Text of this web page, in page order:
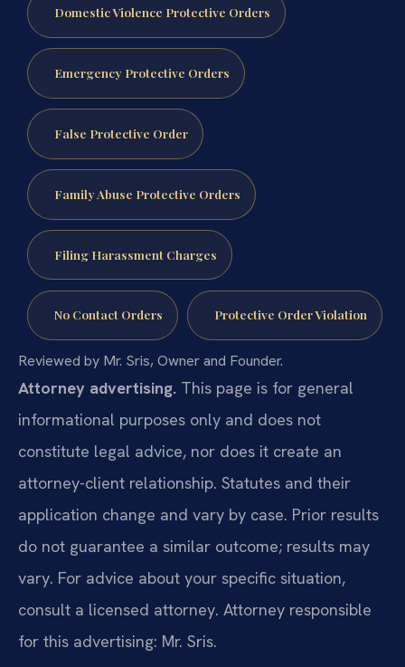
Domestic Violence Protective Orders
Emergency Protective Orders
False Protective Order
Family Abuse Protective Orders
Filing Harassment Charges
No Contact Orders Protective Order Violation
Reviewed by Mr. Sris, Owner and Founder.
Attorney advertising. This page is for general
informational purposes only and does not
constitute legal advice, nor does it create an
attorney-client relationship. Statutes and their
application change and vary by case. Prior results
do not guarantee a similar outcome; results may
vary. For advice about your specific situation,
consult a licensed attorney. Attorney responsible
for this advertising: Mr. Sris.